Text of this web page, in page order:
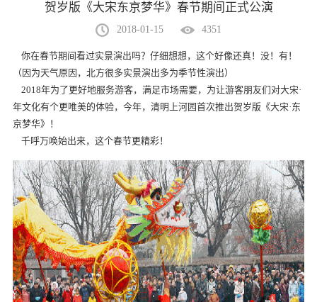
贺岁版《大宋东京梦华》春节期间正式公演
2018-01-15 4351
你在春节期间看过实景演出吗？仔细想想，这个好像还真！没！有！
（因为天气原因，北方很多实景演出多为季节性演出）
2018年为了更好地服务游客，满足市场需要，为让游客朋友们对大宋·
年文化有个更唯美的体验，今年，清明上河园首次推出贺岁版《大宋·东
京梦华》！
千呼万唤始出来，这个春节更精彩！